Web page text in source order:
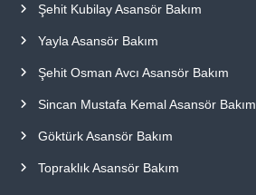
Şehit Kubilay Asansör Bakım
Yayla Asansör Bakım
Şehit Osman Avcı Asansör Bakım
Sincan Mustafa Kemal Asansör Bakım
Göktürk Asansör Bakım
Topraklık Asansör Bakım